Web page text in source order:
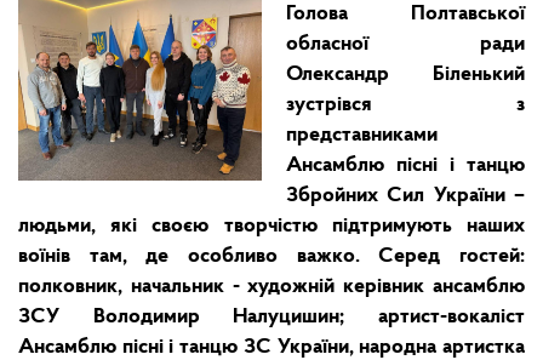
Голова Полтавської
обласної ради
Олександр Біленький
зустрівся з
представниками
Ансамблю пісні і танцю
Збройних Сил України –
людьми, які своєю творчістю підтримують наших
воїнів там, де особливо важко. Серед гостей:
полковник, начальник - художній керівник ансамблю
ЗСУ Володимир Налуцишин; артист-вокаліст
Ансамблю пісні і танцю ЗС України, народна артистка